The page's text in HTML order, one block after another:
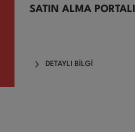
SATIN ALMA PORTALI
DETAYLI BİLGİ